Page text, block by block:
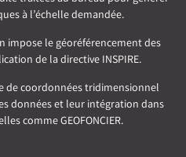
à l’échelle demandée.
impose le géoréférencement des
de la directive INSPIRE.
de coordonnées tridimensionnel
données et leur intégration dans
comme GEOFONCIER.